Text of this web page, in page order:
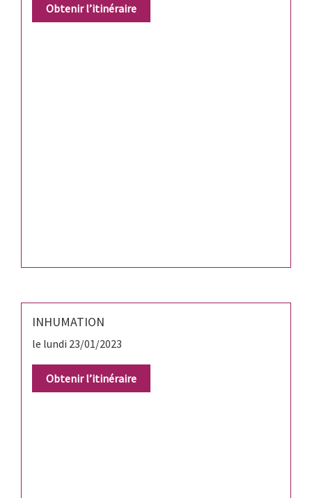
Obtenir l’itinéraire
INHUMATION
le lundi 23/01/2023
Obtenir l’itinéraire